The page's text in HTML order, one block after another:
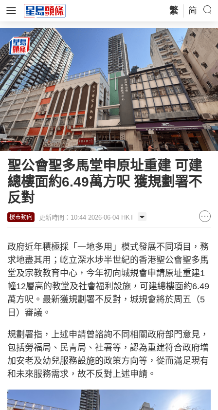
繁 简
聖公會聖多馬堂申原址重建 可建
總樓面約6.49萬方呎 獲規劃署不
反對
樓市動向 更新時間：10:44 2026-06-04 HKT
政府近年積極採「一地多用」模式發展不同項目，務
求地盡其用；屹立深水埗半世紀的香港聖公會聖多馬
堂及宗教教育中心，今年初向城規會申請原址重建1
幢12層高的教堂及社會福利設施，可建總樓面約6.49
萬方呎。最新獲規劃署不反對，城規會將於周五（5
日）審議。
規劃署指，上述申請曾諮詢不同相關政府部門意見，
包括勞福局、民青局、社署等，認為重建符合政府增
加安老及幼兒服務設施的政策方向等，從而滿足現有
和未來服務需求，故不反對上述申請。